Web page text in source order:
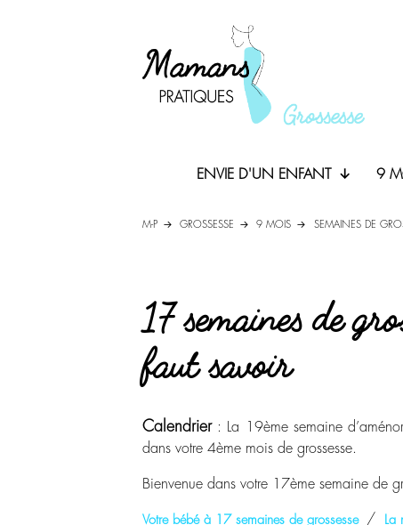
ENVIE D'UN ENFANT 9
M-P GROSSESSE 9 MOIS SEMAINES DE
17 semaines de
faut savoir
Calendrier : La 19ème semaine
dans votre 4ème mois de grossesse.
Bienvenue dans votre 17ème semaine de
Votre bébé à 17 semaines de grossesse / La